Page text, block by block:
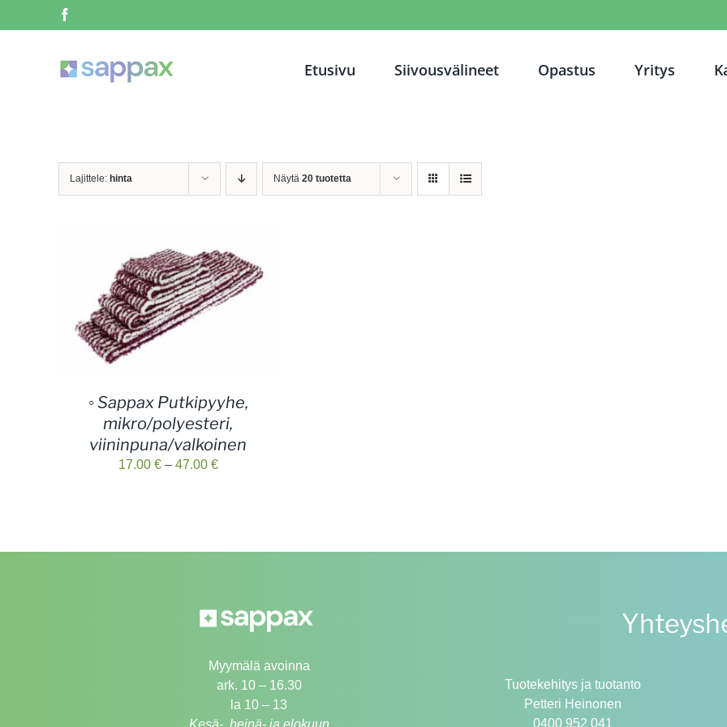
to
Etusivu Siivousvälineet Opastus Yritys
Lajittele: hinta Näytä 20 tuotetta
◦ Sappax Putkipyyhe,
mikro/polyesteri,
viininpuna/valkoinen
17.00 € – 47.00 €Hintaluokka:
Myymälä avoinna
ark. 10 – 16.30
la 10 – 13
Kesä-, heinä- ja elokuun
Tuotekehitys ja tuotanto
Petteri Heinonen
0400 952 041